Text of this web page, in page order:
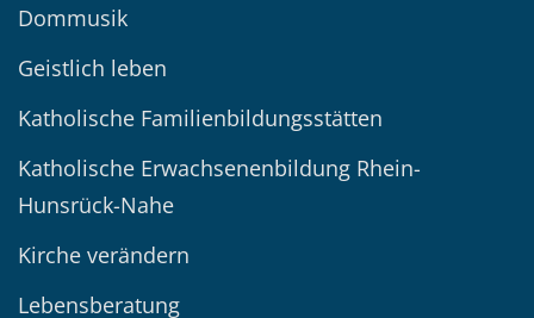
Dommusik
Geistlich leben
Katholische Familienbildungsstätten
Katholische Erwachsenenbildung Rhein-
Hunsrück-Nahe
Kirche verändern
Lebensberatung